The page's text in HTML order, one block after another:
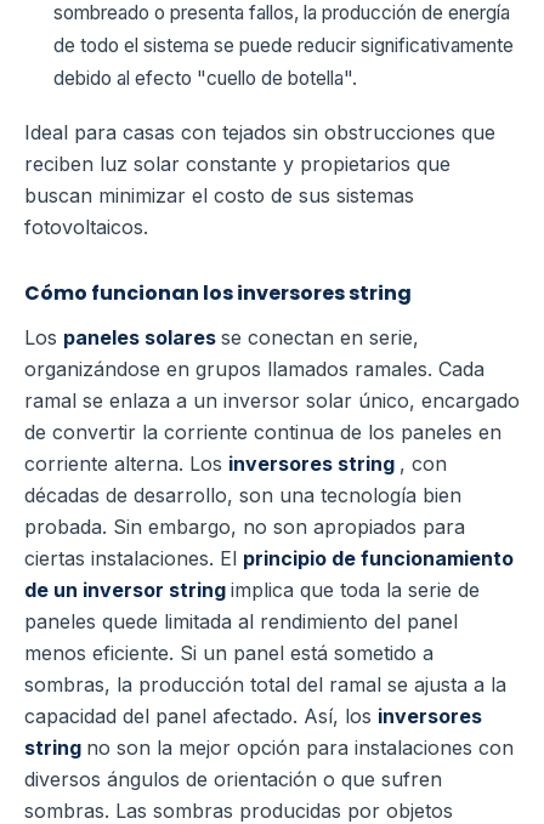
sombreado o presenta fallos, la producción de energía
de todo el sistema se puede reducir significativamente
debido al efecto "cuello de botella".
Ideal para casas con tejados sin obstrucciones que
reciben luz solar constante y propietarios que
buscan minimizar el costo de sus sistemas
fotovoltaicos.
Cómo funcionan los inversores string
Los paneles solares se conectan en serie,
organizándose en grupos llamados ramales. Cada
ramal se enlaza a un inversor solar único, encargado
de convertir la corriente continua de los paneles en
corriente alterna. Los inversores string , con
décadas de desarrollo, son una tecnología bien
probada. Sin embargo, no son apropiados para
ciertas instalaciones. El principio de funcionamiento
de un inversor string implica que toda la serie de
paneles quede limitada al rendimiento del panel
menos eficiente. Si un panel está sometido a
sombras, la producción total del ramal se ajusta a la
capacidad del panel afectado. Así, los inversores
string no son la mejor opción para instalaciones con
diversos ángulos de orientación o que sufren
sombras. Las sombras producidas por objetos